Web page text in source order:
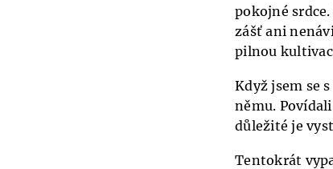
pokojné
zášť ani
pilnou
Když jsem se
němu.
důležité je
Tentokrát